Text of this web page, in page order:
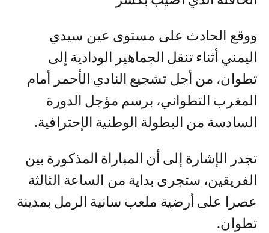
ووقع الحادث على مستوى عين سيدي
اليمني أثناء تنقل الجماهير الودادية إلى
تطوان، من أجل تشجيع النادي الأحمر أمام
المغرب التطواني، برسم مؤجل الدورة
السادسة من البطولة الوطنية الإحترافية.
تجدر الإشارة إلى أن المباراة المذكورة بين
الفريقين، ستجرى بداية من الساعة الثالثة
عصرا على أرضية ملعب سانية الرمل بمدينة
تطوان.